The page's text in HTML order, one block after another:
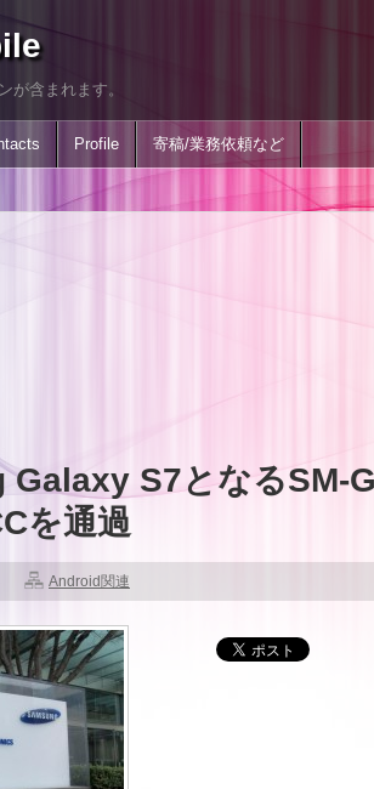
が含まれます。
Profile 寄稿/業務依頼など
Galaxy S7となるSM-
を通過
Android関連